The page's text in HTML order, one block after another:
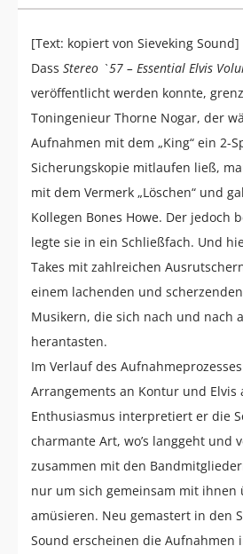
[Text: kopiert von Sieveking Sound]
Dass Stereo `57 – Essential Elvis
veröffentlicht werden konnte,
Toningenieur Thorne Nogar, der
Aufnahmen mit dem „King“ ein 2-
Sicherungskopie mitlaufen ließ,
mit dem Vermerk „Löschen“ und
Kollegen Bones Howe. Der jedoch
legte sie in ein Schließfach. Und
Takes mit zahlreichen
einem lachenden und
Musikern, die sich nach und nach
herantasten.
Im Verlauf des
Arrangements an Kontur und Elvis
Enthusiasmus interpretiert er die
charmante Art, wo’s langgeht und
zusammen mit den
nur um sich gemeinsam mit ihnen
amüsieren. Neu gemastert in den
Sound erscheinen die Aufnahmen